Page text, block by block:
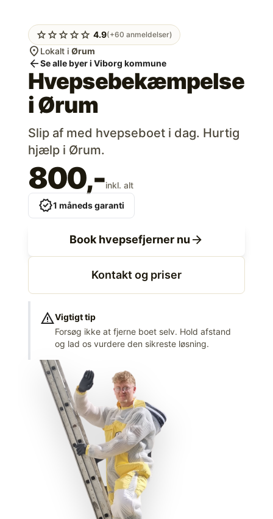
starstarstarstarstar 4.9(+60 anmeldelser)
location_on Lokalt i Ørum
arrow_backSe alle byer i Viborg kommune
Hvepsebekæmpelse
iØrum
Slip af med hvepseboet i dag. Hurtig
hjælp i Ørum.
800,-inkl. alt
verified1 måneds garanti
Book hvepsefjerner nu arrow_forward
Kontakt og priser
warningVigtigt tip
Forsøg ikke at fjerne boet selv. Hold afstand
og lad os vurdere den sikreste løsning.